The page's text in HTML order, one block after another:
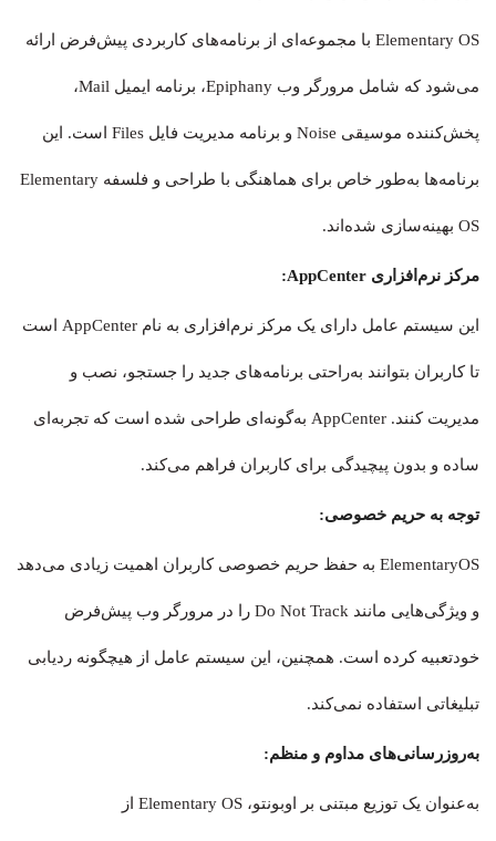
Elementary OS با مجموعه‌ای از برنامه‌های کاربردی پیش‌فرض ارائه
می‌شود که شامل مرورگر وب Epiphany، برنامه ایمیل Mail،
پخش‌کننده موسیقی Noise و برنامه مدیریت فایل Files است. این
برنامه‌ها به‌طور خاص برای هماهنگی با طراحی و فلسفه Elementary
OS بهینه‌سازی شده‌اند.
مرکز نرم‌افزاری AppCenter:
این سیستم‌ عامل دارای یک مرکز نرم‌افزاری به نام AppCenter است
تا کاربران بتوانند به‌راحتی برنامه‌های جدید را جستجو، نصب و
مدیریت کنند. AppCenter به‌گونه‌ای طراحی شده است که تجربه‌ای
ساده و بدون پیچیدگی برای کاربران فراهم می‌کند.
توجه به حریم خصوصی:
ElementaryOS به حفظ حریم خصوصی کاربران اهمیت زیادی می‌دهد
و ویژگی‌هایی مانند Do Not Track را در مرورگر وب پیش‌فرض
خودتعبیه کرده است. همچنین، این سیستم‌ عامل از هیچگونه ردیابی
تبلیغاتی استفاده نمی‌کند.
به‌روزرسانی‌های مداوم و منظم:
به‌عنوان یک توزیع مبتنی بر اوبونتو، Elementary OS از